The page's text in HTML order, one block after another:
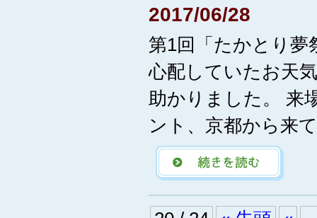
2017/06/28
第1回「たかとり夢
心配していたお天
助かりました。 来
ント、京都から来